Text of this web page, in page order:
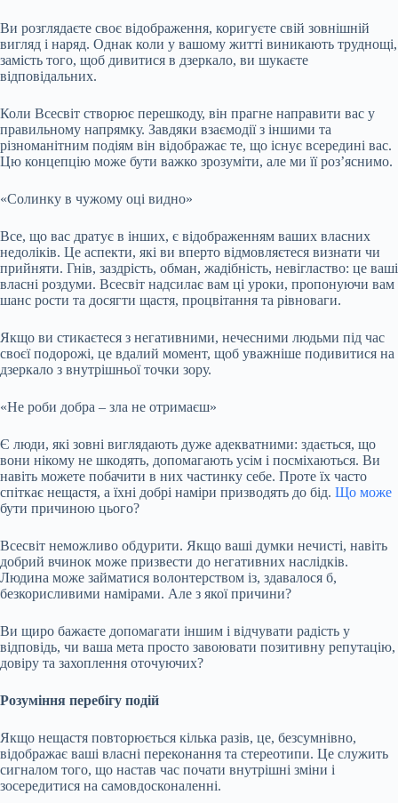
Ви розглядаєте своє відображення, коригуєте свій зовнішній
вигляд і наряд. Однак коли у вашому житті виникають труднощі,
замість того, щоб дивитися в дзеркало, ви шукаєте
відповідальних.
Коли Всесвіт створює перешкоду, він прагне направити вас у
правильному напрямку. Завдяки взаємодії з іншими та
різноманітним подіям він відображає те, що існує всередині вас.
Цю концепцію може бути важко зрозуміти, але ми її роз’яснимо.
«Солинку в чужому оці видно»
Все, що вас дратує в інших, є відображенням ваших власних
недоліків. Це аспекти, які ви вперто відмовляєтеся визнати чи
прийняти. Гнів, заздрість, обман, жадібність, невігластво: це ваші
власні роздуми. Всесвіт надсилає вам ці уроки, пропонуючи вам
шанс рости та досягти щастя, процвітання та рівноваги.
Якщо ви стикаєтеся з негативними, нечесними людьми під час
своєї подорожі, це вдалий момент, щоб уважніше подивитися на
дзеркало з внутрішньої точки зору.
«Не роби добра – зла не отримаєш»
Є люди, які зовні виглядають дуже адекватними: здається, що
вони нікому не шкодять, допомагають усім і посміхаються. Ви
навіть можете побачити в них частинку себе. Проте їх часто
спіткає нещастя, а їхні добрі наміри призводять до бід. Що може
бути причиною цього?
Всесвіт неможливо обдурити. Якщо ваші думки нечисті, навіть
добрий вчинок може призвести до негативних наслідків.
Людина може займатися волонтерством із, здавалося б,
безкорисливими намірами. Але з якої причини?
Ви щиро бажаєте допомагати іншим і відчувати радість у
відповідь, чи ваша мета просто завоювати позитивну репутацію,
довіру та захоплення оточуючих?
Розуміння перебігу подій
Якщо нещастя повторюється кілька разів, це, безсумнівно,
відображає ваші власні переконання та стереотипи. Це служить
сигналом того, що настав час почати внутрішні зміни і
зосередитися на самовдосконаленні.